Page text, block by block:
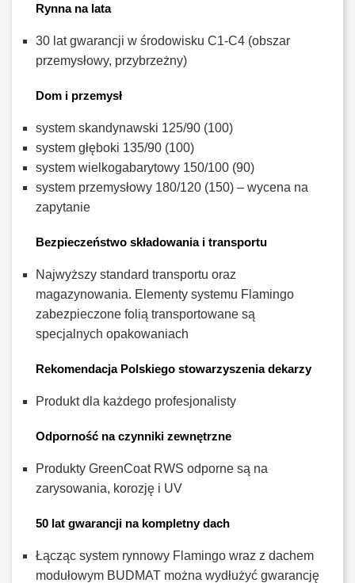
Rynna na lata
30 lat gwarancji w środowisku C1-C4 (obszar
przemysłowy, przybrzeżny)
Dom i przemysł
system skandynawski 125/90 (100)
system głęboki 135/90 (100)
system wielkogabarytowy 150/100 (90)
system przemysłowy 180/120 (150) – wycena na
zapytanie
Bezpieczeństwo składowania i transportu
Najwyższy standard transportu oraz
magazynowania. Elementy systemu Flamingo
zabezpieczone folią transportowane są
specjalnych opakowaniach
Rekomendacja Polskiego stowarzyszenia dekarzy
Produkt dla każdego profesjonalisty
Odporność na czynniki zewnętrzne
Produkty GreenCoat RWS odporne są na
zarysowania, korozję i UV
50 lat gwarancji na kompletny dach
Łącząc system rynnowy Flamingo wraz z dachem
modułowym BUDMAT można wydłużyć gwarancję